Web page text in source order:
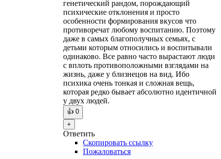
генетический рандом, порождающий
психические отклонения и просто
особенности формирования вкусов что
противоречат любому воспитанию. Поэтому
даже в самых благополучных семьях, с
детьми которым относились и воспитывали
одинаково. Все равно часто вырастают люди
с вплоть противоположными взглядами на
жизнь, даже у близнецов на вид. Ибо
психика очень тонкая и сложная вещь,
которая редко бывает абсолютно идентичной
у двух людей.
👍 0
+
Ответить
Скопировать ссылку
Пожаловаться